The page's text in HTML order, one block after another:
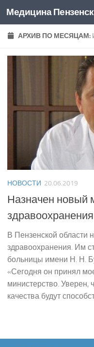
Перейти к
Медицина
АРХИВ ПО МЕСЯЦАМ:
НОВОСТИ 20.06.2019
Назначен новый
В Пензенской области
здравоохранения. Им
больницы имени Н. Н.
«Сегодня он принял
министерство. Уверен,
качества будут